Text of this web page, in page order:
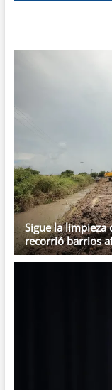
Sigue la limpieza
recorrió barrios